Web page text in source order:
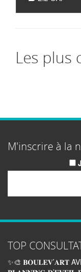
Les plus
M'inscrire à la
TOP
✨🎨 𝐁𝐎𝐔𝐋𝐄𝐕’𝐀𝐑𝐓